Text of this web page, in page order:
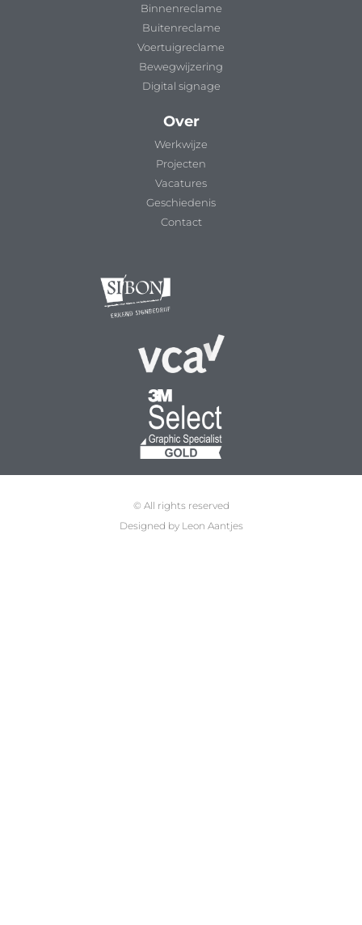
Binnenreclame
Buitenreclame
Voertuigreclame
Bewegwijzering
Digital signage
Over
Werkwijze
Projecten
Vacatures
Geschiedenis
Contact
© All rights reserved
Designed by Leon Aantjes